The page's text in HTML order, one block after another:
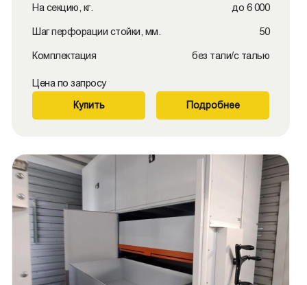
На секцию, кг. до 6 000
Шаг перфорации стойки, мм. 50
Комплектация без тали/с талью
Цена по запросу
Купить Подробнее